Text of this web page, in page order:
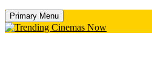
Primary Menu